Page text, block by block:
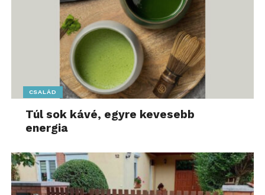
CSALÁD
Túl sok kávé, egyre kevesebb
energia